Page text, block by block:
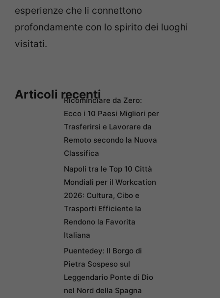
esperienze che li connettono
profondamente con lo spirito dei luoghi
visitati.
Articoli recentiRicominciare da Zero:
Ecco i 10 Paesi Migliori per
Trasferirsi e Lavorare da
Remoto secondo la Nuova
Classifica
Napoli tra le Top 10 Città
Mondiali per il Workcation
2026: Cultura, Cibo e
Trasporti Efficiente la
Rendono la Favorita
Italiana
Puentedey: Il Borgo di
Pietra Sospeso sul
Leggendario Ponte di Dio
nel Nord della Spagna